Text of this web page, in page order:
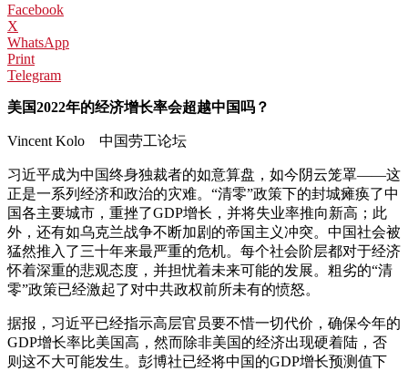
Facebook
X
WhatsApp
Print
Telegram
美国2022年的经济增长率会超越中国吗？
Vincent Kolo 中国劳工论坛
习近平成为中国终身独裁者的如意算盘，如今阴云笼罩——这
正是一系列经济和政治的灾难。“清零”政策下的封城瘫痪了中
国各主要城市，重挫了GDP增长，并将失业率推向新高；此
外，还有如乌克兰战争不断加剧的帝国主义冲突。中国社会被
猛然推入了三十年来最严重的危机。每个社会阶层都对于经济
怀着深重的悲观态度，并担忧着未来可能的发展。粗劣的“清
零”政策已经激起了对中共政权前所未有的愤怒。
据报，习近平已经指示高层官员要不惜一切代价，确保今年的
GDP增长率比美国高，然而除非美国的经济出现硬着陆，否
则这不大可能发生。彭博社已经将中国的GDP增长预测值下